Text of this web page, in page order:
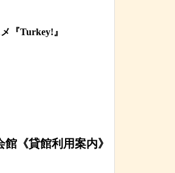
『Turkey!』
《貸館利用案内》